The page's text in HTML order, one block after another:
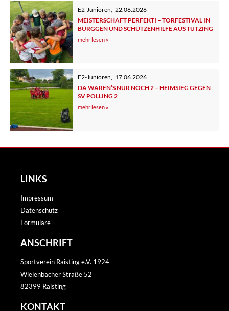
E2-Junioren, 22.06.2026
MEISTERSCHAFT PERFEKT! – TORFESTIVAL IN
BURGGEN UND SCHÜTZENHILFE AUS TUTZING
mehr lesen »
E2-Junioren, 17.06.2026
DA WAREN’S NUR NOCH 2 – HEIMSIEG GEGEN
SV POLLING 2
mehr lesen »
LINKS
Impressum
Datenschutz
Formulare
ANSCHRIFT
Sportverein Raisting e.V. 1924
Wielenbacher Straße 52
82399 Raisting
KONTAKT